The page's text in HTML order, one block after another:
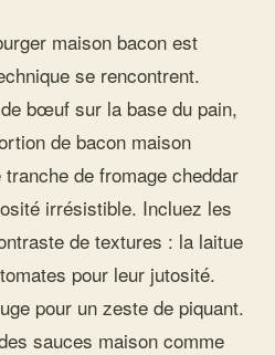
maison bacon est
se rencontrent.
bœuf sur la base du pain,
de bacon maison
de fromage cheddar
irrésistible. Incluez les
de textures : la laitue
pour leur jutosité.
pour un zeste de piquant.
sauces maison comme